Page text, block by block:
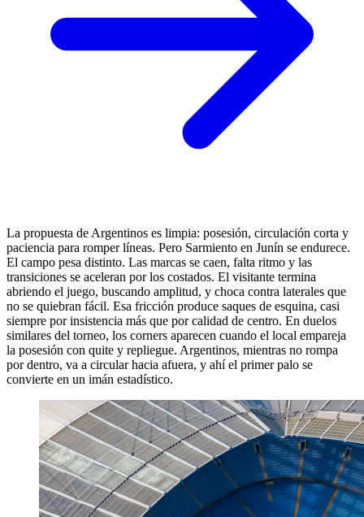
La propuesta de Argentinos es limpia: posesión, circulación corta y
paciencia para romper líneas. Pero Sarmiento en Junín se endurece.
El campo pesa distinto. Las marcas se caen, falta ritmo y las
transiciones se aceleran por los costados. El visitante termina
abriendo el juego, buscando amplitud, y choca contra laterales que
no se quiebran fácil. Esa fricción produce saques de esquina, casi
siempre por insistencia más que por calidad de centro. En duelos
similares del torneo, los corners aparecen cuando el local empareja
la posesión con quite y repliegue. Argentinos, mientras no rompa
por dentro, va a circular hacia afuera, y ahí el primer palo se
convierte en un imán estadístico.